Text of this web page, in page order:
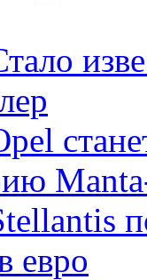
евро